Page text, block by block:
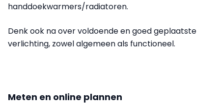
handdoekwarmers/radiatoren.
Denk ook na over voldoende en goed geplaatste
verlichting, zowel algemeen als functioneel.
Meten en online plannen